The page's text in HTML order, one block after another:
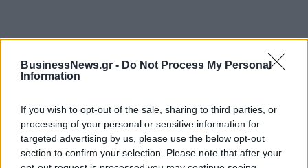
BusinessNews.gr - Do Not Process My Personal
Information
If you wish to opt-out of the sale, sharing to third parties, or
processing of your personal or sensitive information for
targeted advertising by us, please use the below opt-out
section to confirm your selection. Please note that after your
ΡΟΗ ΕΙΔΗΣΕΩΝ
56.000 επιβάτες αναχωρούν σήμερα από τα
λιμάνια της Αττικής
08/08/2026 - 14:30 ΕΛΛΑΔΑ